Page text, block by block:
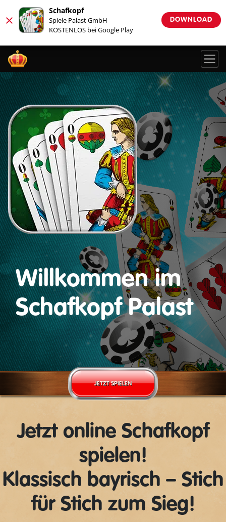
× Schafkopf
Spiele Palast GmbH
KOSTENLOS bei Google Play
DOWNLOAD
Willkommen im
Schafkopf Palast
JETZT SPIELEN
Jetzt online Schafkopf
spielen!
Klassisch bayrisch – Stich
für Stich zum Sieg!